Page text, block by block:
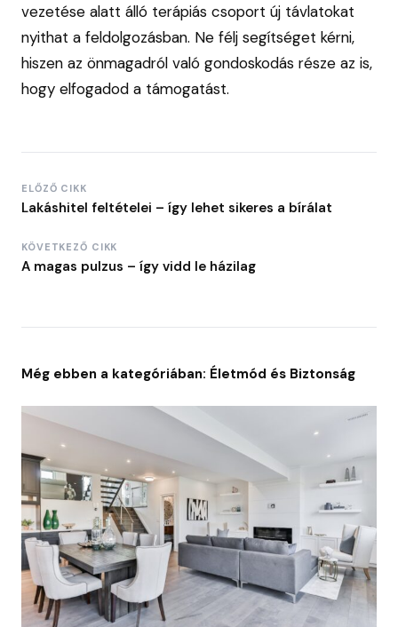
vezetése alatt álló terápiás csoport új távlatokat
nyithat a feldolgozásban. Ne félj segítséget kérni,
hiszen az önmagadról való gondoskodás része az is,
hogy elfogadod a támogatást.
ELŐZŐ CIKK
Lakáshitel feltételei – így lehet sikeres a bírálat
KÖVETKEZŐ CIKK
A magas pulzus – így vidd le házilag
Még ebben a kategóriában: Életmód és Biztonság